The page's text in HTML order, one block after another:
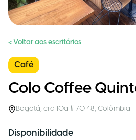
< Voltar aos escritórios
Café
Colo Coffee
Bogotá, cra 10a # 70 48, Colômbia
Disponibilidade